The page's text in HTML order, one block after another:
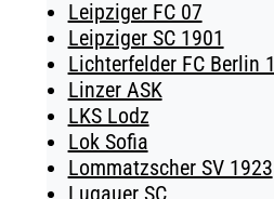
Leipziger FC 07
Leipziger SC 1901
Lichterfelder FC Berlin
Linzer ASK
LKS Lodz
Lok Sofia
Lommatzscher SV 1923
Lugauer SC